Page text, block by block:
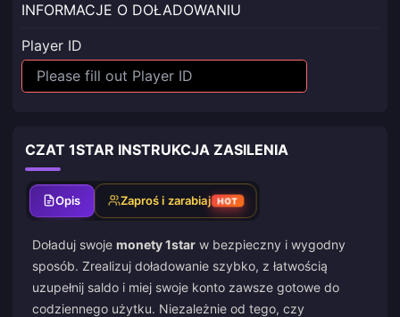
INFORMACJE O DOŁADOWANIU
Player ID
CZAT 1STAR INSTRUKCJA ZASILENIA
Opis Zaproś i zarabiaj HOT
Doładuj swoje monety 1star w bezpieczny i wygodny
sposób. Zrealizuj doładowanie szybko, z łatwością
uzupełnij saldo i miej swoje konto zawsze gotowe do
codziennego użytku. Niezależnie od tego, czy